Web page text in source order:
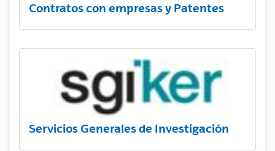
Contratos con empresas y Patentes
Servicios Generales de Investigación